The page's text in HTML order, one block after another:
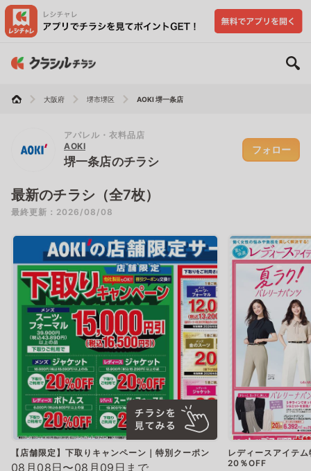
大阪府 堺市堺区 AOKI 堺一条店
アパレル・衣料品店
AOKI
堺一条店のチラシ
フォロー
最新のチラシ（全7枚）
最終更新：2026/08/08
【店舗限定】下取りキャンペーン｜特別クーポン
08月08日〜08月09日まで
レディースアイテ
20％OFF